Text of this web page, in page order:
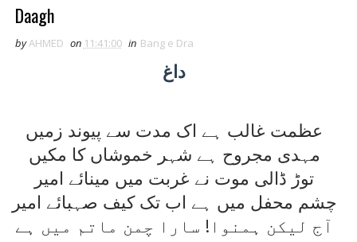
Zarb e Kaleem
Daagh
byAHMED on 11:41:00 in Bang e Dra
داغ
عظمت غالب ہے اک مدت سے پيوند زميں
مہدی مجروح ہے شہر خموشاں کا مکيں
توڑ ڈالی موت نے غربت ميں مينائے امير
چشم محفل ميں ہے اب تک کيف صہبائے امير
آج ليکن ہمنوا! سارا چمن ماتم ميں ہے